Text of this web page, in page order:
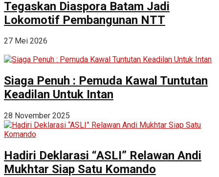
Tegaskan Diaspora Batam Jadi
Lokomotif Pembangunan NTT
27 Mei 2026
Siaga Penuh : Pemuda Kawal Tuntutan
Keadilan Untuk Intan
28 November 2025
Hadiri Deklarasi “ASLI” Relawan Andi
Mukhtar Siap Satu Komando